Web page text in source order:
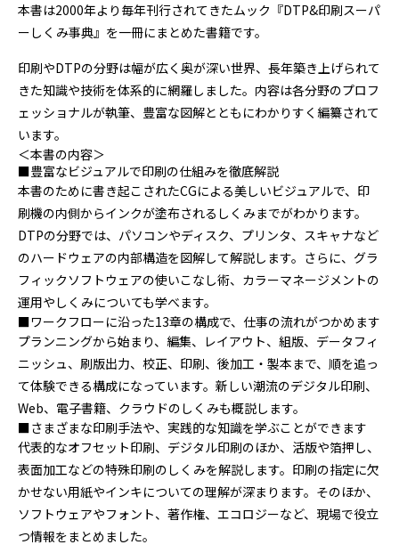
本書は2000年より毎年刊行されてきたムック『DTP&印刷スーパ
ーしくみ事典』を一冊にまとめた書籍です。
印刷やDTPの分野は幅が広く奥が深い世界、長年築き上げられて
きた知識や技術を体系的に網羅しました。内容は各分野のプロフ
ェッショナルが執筆、豊富な図解とともにわかりすく編纂されて
います。
＜本書の内容＞
■豊富なビジュアルで印刷の仕組みを徹底解説
本書のために書き起こされたCGによる美しいビジュアルで、印
刷機の内側からインクが塗布されるしくみまでがわかります。
DTPの分野では、パソコンやディスク、プリンタ、スキャナなど
のハードウェアの内部構造を図解して解説します。さらに、グラ
フィックソフトウェアの使いこなし術、カラーマネージメントの
運用やしくみについても学べます。
■ワークフローに沿った13章の構成で、仕事の流れがつかめます
プランニングから始まり、編集、レイアウト、組版、データフィ
ニッシュ、刷版出力、校正、印刷、後加工・製本まで、順を追っ
て体験できる構成になっています。新しい潮流のデジタル印刷、
Web、電子書籍、クラウドのしくみも概説します。
■さまざまな印刷手法や、実践的な知識を学ぶことができます
代表的なオフセット印刷、デジタル印刷のほか、活版や箔押し、
表面加工などの特殊印刷のしくみを解説します。印刷の指定に欠
かせない用紙やインキについての理解が深まります。そのほか、
ソフトウェアやフォント、著作権、エコロジーなど、現場で役立
つ情報をまとめました。